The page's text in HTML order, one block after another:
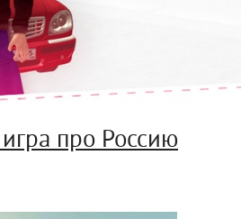
про Россию